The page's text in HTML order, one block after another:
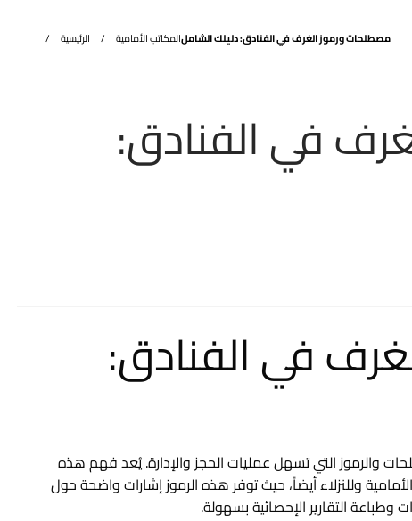
الرئيسية المكاتب الأماميةمصطلحات ورموز الغرف في الفنادق: دليلك الشامل
في الفنادق:
في الفنادق:
والرموز التي تسهل عمليات الحجز والإدارة. يُعد فهم هذه
وللنزلاء أيضاً، حيث توفر هذه الرموز إشارات واضحة حول
التقارير الإحصائية بسهولة.